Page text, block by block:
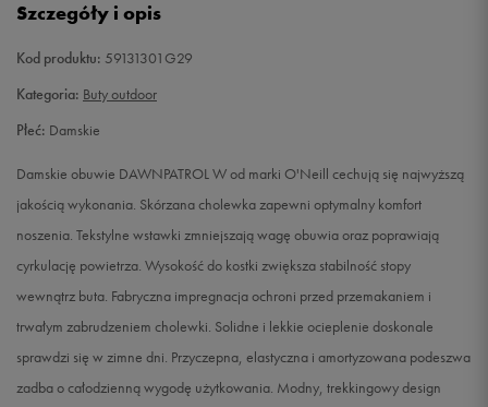
39 25 cm
41 26,5 cm Powiadom o dostępności
Szczegóły i opis
Kod produktu: 59131301G29
Kategoria: Buty outdoor
Płeć: Damskie
Damskie obuwie DAWNPATROL W od marki O'Neill cechują się najwyższą
jakością wykonania. Skórzana cholewka zapewni optymalny komfort
noszenia. Tekstylne wstawki zmniejszają wagę obuwia oraz poprawiają
cyrkulację powietrza. Wysokość do kostki zwiększa stabilność stopy
wewnątrz buta. Fabryczna impregnacja ochroni przed przemakaniem i
trwałym zabrudzeniem cholewki. Solidne i lekkie ocieplenie doskonale
sprawdzi się w zimne dni. Przyczepna, elastyczna i amortyzowana podeszwa
zadba o całodzienną wygodę użytkowania. Modny, trekkingowy design